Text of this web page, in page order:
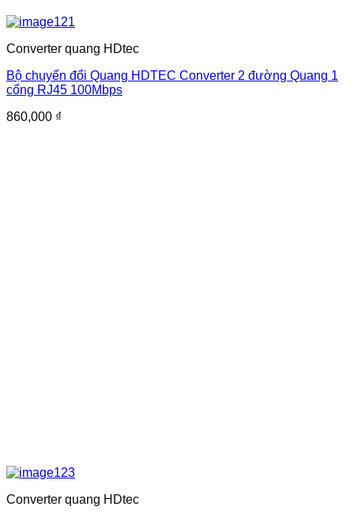
Converter quang HDtec
Bộ chuyển đổi Quang HDTEC Converter 2 đường Quang 1
cổng RJ45 100Mbps
860,000 ₫
Converter quang HDtec